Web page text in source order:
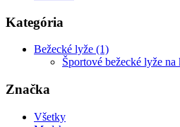
Kategória
Bežecké lyže (1)
Športové bežecké lyže
Značka
Všetky